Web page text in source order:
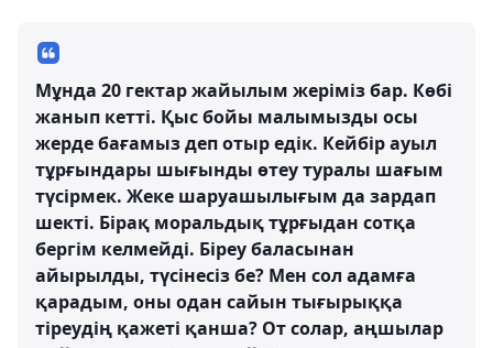
Мұнда 20 гектар жайылым жеріміз бар. Көбі
жанып кетті. Қыс бойы малымызды осы
жерде бағамыз деп отыр едік. Кейбір ауыл
тұрғындары шығынды өтеу туралы шағым
түсірмек. Жеке шаруашылығым да зардап
шекті. Бірақ моральдық тұрғыдан сотқа
бергім келмейді. Біреу баласынан
айырылды, түсінесіз бе? Мен сол адамға
қарадым, оны одан сайын тығырыққа
тіреудің қажеті қанша? От солар, аңшылар